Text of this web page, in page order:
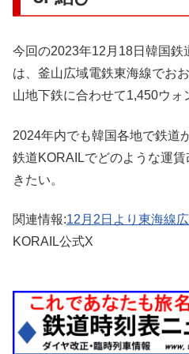
今回の2023年12月18日韓国鉄
は、釜山広域電鉄東海線でお
山地下鉄に合わせて1,450ウォ
2024年内でも韓国各地で鉄道
鉄道KORAILでどのような運
きたい。
関連情報:12月2日より東海線
KORAIL公式X